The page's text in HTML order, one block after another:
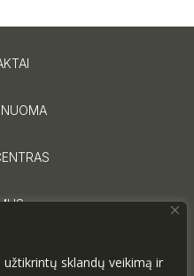
sklandų veikimą ir